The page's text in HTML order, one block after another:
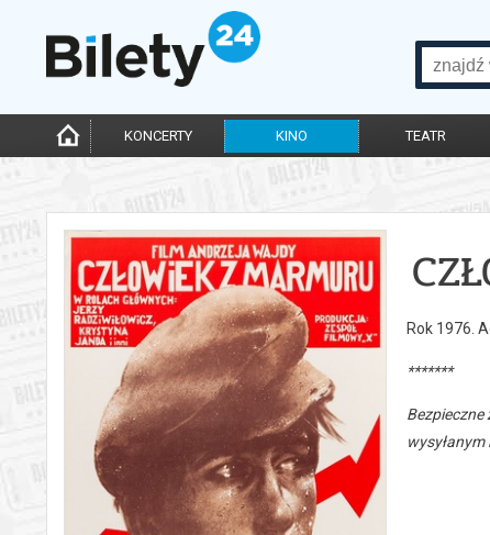
KONCERTY KINO TEATR
Rok 1976.
*******